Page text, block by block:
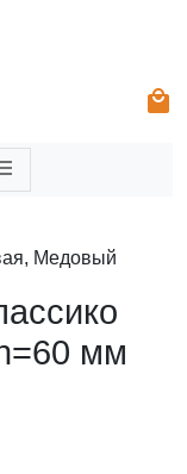
local_mall
Медовый
мм